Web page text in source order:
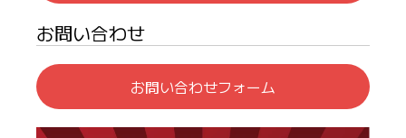
お問い合わせ
お問い合わせフォーム